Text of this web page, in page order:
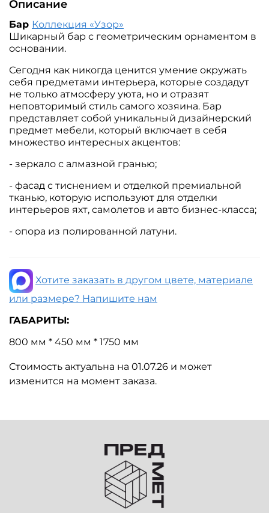
Описание
Бар Коллекция «Узор»
Шикарный бар с геометрическим орнаментом в
основании.
Сегодня как никогда ценится умение окружать
себя предметами интерьера, которые создадут
не только атмосферу уюта, но и отразят
неповторимый стиль самого хозяина. Бар
представляет собой уникальный дизайнерский
предмет мебели, который включает в себя
множество интересных акцентов:
- зеркало с алмазной гранью;
- фасад с тиснением и отделкой премиальной
тканью, которую используют для отделки
интерьеров яхт, самолетов и авто бизнес-класса;
- опора из полированной латуни.
Хотите заказать в другом цвете, материале
или размере? Напишите нам
ГАБАРИТЫ:
800 мм * 450 мм * 1750 мм
Стоимость актуальна на 01.07.26 и может
изменится на момент заказа.